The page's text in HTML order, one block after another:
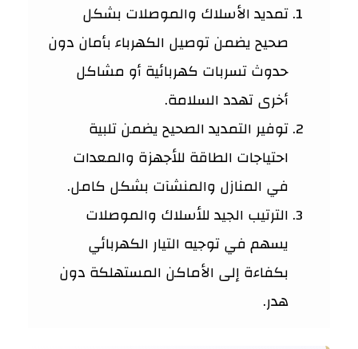
تمديد الأسلاك والموصلات بشكل
صحيح يضمن توصيل الكهرباء بأمان دون
حدوث تسربات كهربائية أو مشاكل
أخرى تهدد السلامة.
توفير التمديد الصحيح يضمن تلبية
احتياجات الطاقة للأجهزة والمعدات
في المنازل والمنشآت بشكل كامل.
الترتيب الجيد للأسلاك والموصلات
يسهم في توجيه التيار الكهربائي
بكفاءة إلى الأماكن المستهلكة دون
هدر.